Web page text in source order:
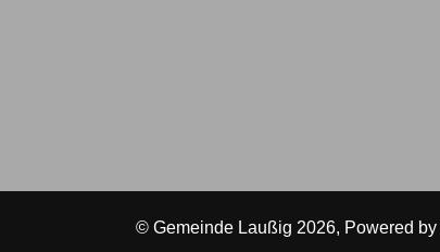
© Gemeinde Laußig 2026, Powered by